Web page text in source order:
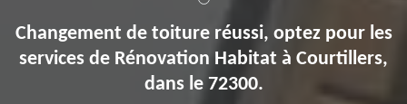
Changement de toiture réussi, optez pour les
services de Rénovation Habitat à Courtillers,
dans le 72300.